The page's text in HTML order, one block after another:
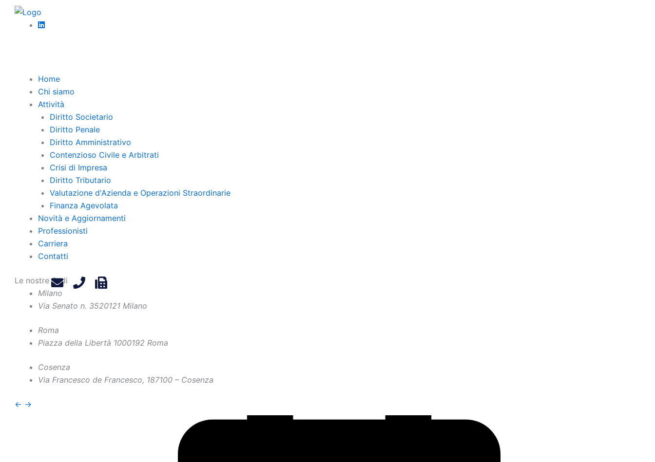
Home
Chi siamo
Attività
Diritto Societario
Diritto Penale
Diritto Amministrativo
Contenzioso Civile e Arbitrati
Crisi di Impresa
Diritto Tributario
Valutazione d'Azienda e Operazioni Straordinarie
Finanza Agevolata
Novità e Aggiornamenti
Professionisti
Carriera
Contatti
Le nostre Sedi
Milano
Via Senato n. 3520121 Milano
Roma
Piazza della Libertà 1000192 Roma
Cosenza
Via Francesco de Francesco, 187100 – Cosenza
← →